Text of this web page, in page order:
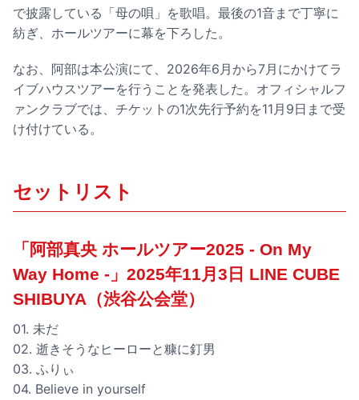
で披露している「母の唄」を歌唱。最後の1音まで丁寧に
紡ぎ、ホールツアーに幕を下ろした。
なお、阿部は本公演にて、2026年6月から7月にかけてラ
イブハウスツアーを行うことを発表した。オフィシャルフ
ァンクラブでは、チケットの1次先行予約を11月9日まで受
け付けている。
セットリスト
「阿部真央 ホールツアー2025 - On My
Way Home -」2025年11月3日 LINE CUBE
SHIBUYA（渋谷公会堂）
01. 未だ
02. 逝きそうなヒーローと糠に釘男
03. ふりぃ
04. Believe in yourself